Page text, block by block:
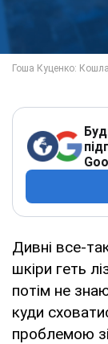
Дивні все-
шкіри геть
потім не
куди
проблемою